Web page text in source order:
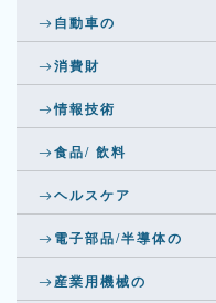
自動車の
消費財
情報技術
食品/ 飲料
ヘルスケア
電子部品/半導体の
産業用機械の